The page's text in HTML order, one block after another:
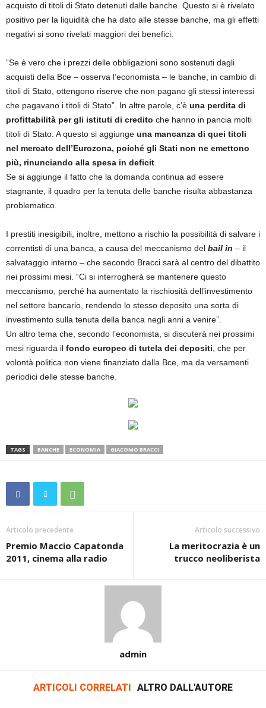
acquisto di titoli di Stato detenuti dalle banche. Questo si è rivelato
positivo per la liquidità che ha dato alle stesse banche, ma gli effetti
negativi si sono rivelati maggiori dei benefici.
“Se è vero che i prezzi delle obbligazioni sono sostenuti dagli
acquisti della Bce – osserva l’economista – le banche, in cambio di
titoli di Stato, ottengono riserve che non pagano gli stessi interessi
che pagavano i titoli di Stato”. In altre parole, c’è una perdita di
profittabilità per gli istituti di credito che hanno in pancia molti
titoli di Stato. A questo si aggiunge una mancanza di quei titoli
nel mercato dell’Eurozona, poiché gli Stati non ne emettono
più, rinunciando alla spesa in deficit
Se si aggiunge il fatto che la domanda continua ad essere
stagnante, il quadro per la tenuta delle banche risulta abbastanza
problematico.
I prestiti inesigibili, inoltre, mettono a rischio la possibilità di salvare i
correntisti di una banca, a causa del meccanismo del bail in – il
salvataggio interno – che secondo Bracci sarà al centro del dibattito
nei prossimi mesi. “Ci si interrogherà se mantenere questo
meccanismo, perché ha aumentato la rischiosità dell’investimento
nel settore bancario, rendendo lo stesso deposito una sorta di
investimento sulla tenuta della banca negli anni a venire”.
Un altro tema che, secondo l’economista, si discuterà nei prossimi
mesi riguarda il fondo europeo di tutela dei depositi , che per
volontà politica non viene finanziato dalla Bce, ma da versamenti
periodici delle stesse banche.
TAGS BANCHE ECONOMIA GIACOMO BRACCI
Articolo precedente
Premio Maccio Capatonda
2011, cinema alla radio
Articolo successivo
La meritocrazia è un
trucco neoliberista
admin
ARTICOLI CORRELATI ALTRO DALL'AUTORE